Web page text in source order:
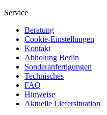
Service
Beratung
Cookie-Einstellungen
Kontakt
Abholung Berlin
Sonderanfertigungen
Technisches
FAQ
Hinweise
Aktuelle Liefersituation